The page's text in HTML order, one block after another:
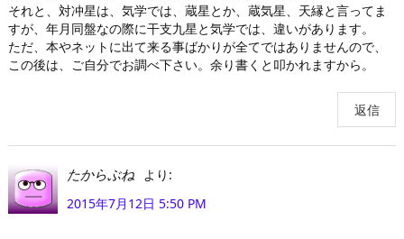
それと、対冲星は、気学では、蔵星とか、蔵気星、天縁と言ってま
すが、年月同盤なの際に干支九星と気学では、違いがあります。
ただ、本やネットに出て来る事ばかりが全てではありませんので、
この後は、ご自分でお調べ下さい。余り書くと叩かれますから。
返信
たからぶね
より:
2015年7月12日 5:50 PM